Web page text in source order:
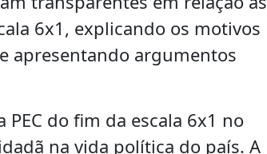
6x1, explicando os motivos
apresentando argumentos
do fim da escala 6x1 no
na vida política do país. A